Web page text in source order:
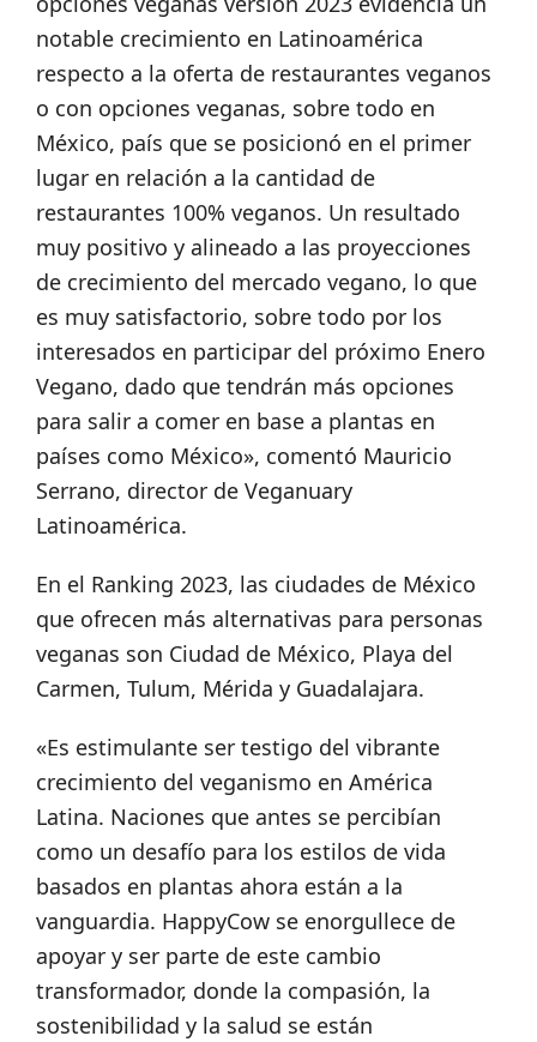
notable crecimiento en Latinoamérica
respecto a la oferta de restaurantes veganos
o con opciones veganas, sobre todo en
México, país que se posicionó en el primer
lugar en relación a la cantidad de
restaurantes 100% veganos. Un resultado
muy positivo y alineado a las proyecciones
de crecimiento del mercado vegano, lo que
es muy satisfactorio, sobre todo por los
interesados en participar del próximo Enero
Vegano, dado que tendrán más opciones
para salir a comer en base a plantas en
países como México», comentó Mauricio
Serrano, director de Veganuary
Latinoamérica.
En el Ranking 2023, las ciudades de México
que ofrecen más alternativas para personas
veganas son Ciudad de México, Playa del
Carmen, Tulum, Mérida y Guadalajara.
«Es estimulante ser testigo del vibrante
crecimiento del veganismo en América
Latina. Naciones que antes se percibían
como un desafío para los estilos de vida
basados en plantas ahora están a la
vanguardia. HappyCow se enorgullece de
apoyar y ser parte de este cambio
transformador, donde la compasión, la
sostenibilidad y la salud se están